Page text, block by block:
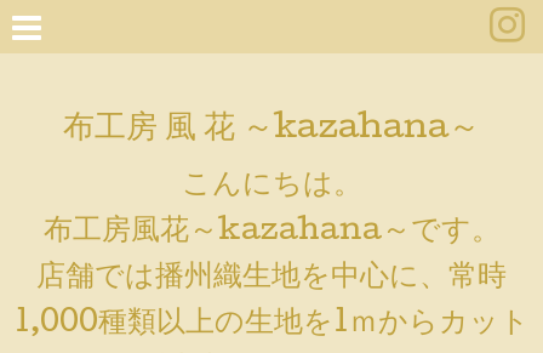
布工房 風 花 ～kazahana～
こんにちは。
布工房風花～kazahana～です。
店舗では播州織生地を中心に、常時
1,000種類以上の生地を1ｍからカット